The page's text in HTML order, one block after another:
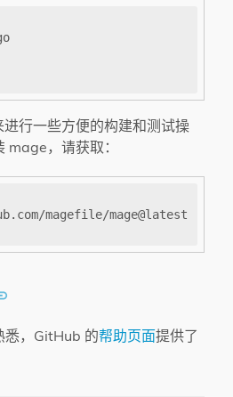
进行一些方便的构建和测试操
mage，请获取：
悉，GitHub 的帮助页面提供了